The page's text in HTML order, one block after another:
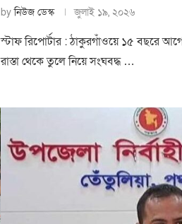
byনিউজ ডেস্ক জুলাই ১৯, ২০২৬
স্টাফ রিপোর্টার : ঠাকুরগাঁওয়ে ১৫ বছরে আগে
রাস্তা থেকে তুলে নিয়ে সংঘবদ্ধ …